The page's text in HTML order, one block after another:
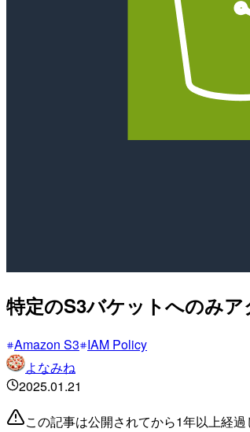
特定のS3バケットへのみ
Amazon S3 IAM Policy
よなみね
2025.01.21
この記事は公開されてから1年以上経